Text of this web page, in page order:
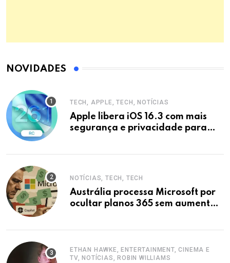
NOVIDADES
TECH, APPLE, TECH, NOTÍCIAS
Apple libera iOS 16.3 com mais
segurança e privacidade para
NOTÍCIAS, TECH, TECH
Austrália processa Microsoft por
ocultar planos 365 sem aumento e
ETHAN HAWKE, ENTERTAINMENT, CINEMA E
TV, NOTÍCIAS, ROBIN WILLIAMS